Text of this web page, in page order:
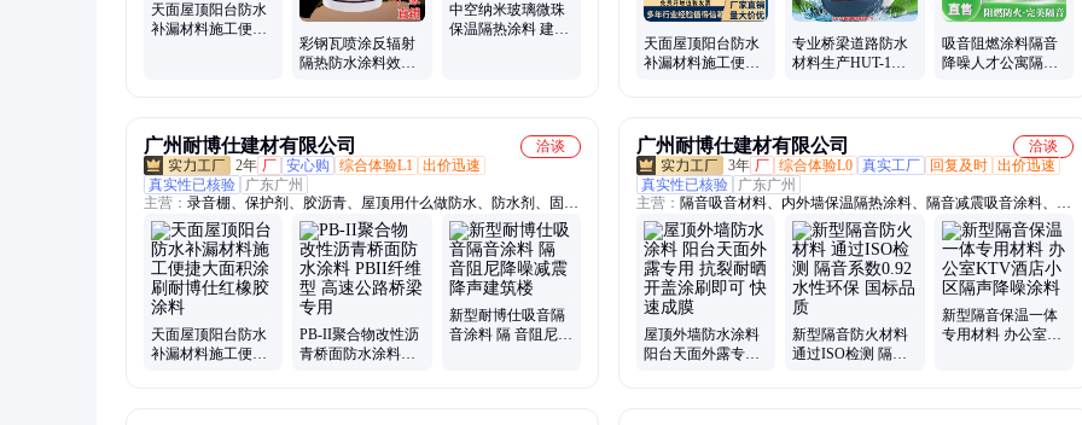
天面屋顶阳台防水
补漏材料施工便捷
彩钢瓦喷涂反辐射
隔热防水涂料效果
中空纳米玻璃微珠
保温隔热涂料 建筑
天面屋顶阳台防水
补漏材料施工便捷
专业桥梁道路防水
材料生产HUT-1聚
吸音阻燃涂料隔音
降噪人才公寓隔音
广州耐博仕建材有限公司
洽谈
2年 厂 安心购 综合体验L1
出价迅速
真实性已核验
广东广州
主营： 录音棚、保护剂、胶沥青、屋顶用什么做防水、防水剂、固砂
剂、玻璃砖、翻新漆、抗渗剂、隔热漆、界面剂、永凝液、固沙宝、
彩钢瓦、防水胶、瓷砖胶、灰橡胶、防锈漆、水性漆、修复剂、隔热
保温、防水材料、隔音吸音、隔音喷涂、阻燃喷涂、防火喷涂
天面屋顶阳台防水
补漏材料施工便捷
PB-II聚合物改性沥
青桥面防水涂料
新型耐博仕吸音隔
音涂料 隔 音阻尼降
广州耐博仕建材有限公司
洽谈
3年 厂 综合体验L0 真实工厂 回复及时 出价迅速
真实性已核验
广东广州
主营： 隔音吸音材料、内外墙保温隔热涂料、隔音减震吸音涂料、纳
米渗透结晶防水剂、无机硅声能凝胶、纳米中空保温隔热涂料、H2
保温凝胶、相变声能凝胶、保温找平凝胶
屋顶外墙防水涂料
阳台天面外露专用
新型隔音防火材料
通过ISO检测 隔音
新型隔音保温一体
专用材料 办公室